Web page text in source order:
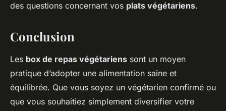
des questions concernant vos plats végétariens.
Conclusion
Les box de repas végétariens sont un moyen
pratique d’adopter une alimentation saine et
équilibrée. Que vous soyez un végétarien confirmé ou
que vous souhaitiez simplement diversifier votre